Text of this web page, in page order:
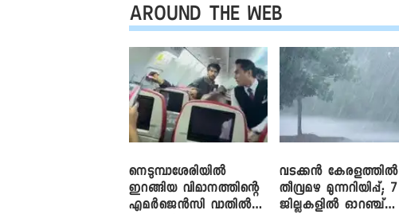
AROUND THE WEB
നെടുമ്പാശേരിയിൽ
ഇറങ്ങിയ വിമാനത്തിന്റെ
എമർജെൻസി വാതിൽ
വടക്കൻ കേരളത്തിൽ
തീവ്രമഴ മുന്നറിയിപ്പ്; 7
ജില്ലകളിൽ ഓറഞ്ച്